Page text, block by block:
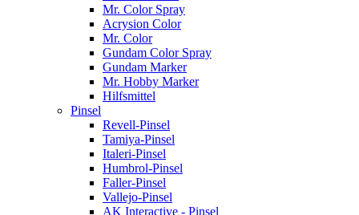
Mr. Color Spray
Acrysion Color
Mr. Color
Gundam Color Spray
Gundam Marker
Mr. Hobby Marker
Hilfsmittel
Pinsel
Revell-Pinsel
Tamiya-Pinsel
Italeri-Pinsel
Humbrol-Pinsel
Faller-Pinsel
Vallejo-Pinsel
AK Interactive - Pinsel